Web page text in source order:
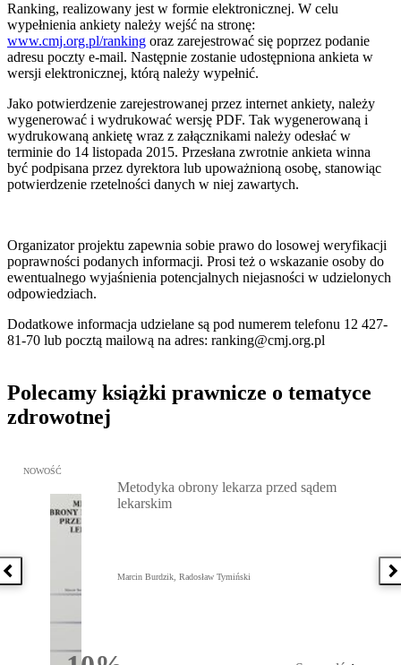
Ranking, realizowany jest w formie elektronicznej. W celu
wypełnienia ankiety należy wejść na stronę:
www.cmj.org.pl/ranking oraz zarejestrować się poprzez podanie
adresu poczty e-mail. Następnie zostanie udostępniona ankieta w
wersji elektronicznej, którą należy wypełnić.
Jako potwierdzenie zarejestrowanej przez internet ankiety, należy
wygenerować i wydrukować wersję PDF. Tak wygenerowaną i
wydrukowaną ankietę wraz z załącznikami należy odesłać w
terminie do 14 listopada 2015. Przesłana zwrotnie ankieta winna
być podpisana przez dyrektora lub upoważnioną osobę, stanowiąc
potwierdzenie rzetelności danych w niej zawartych.
Organizator projektu zapewnia sobie prawo do losowej weryfikacji
poprawności podanych informacji. Prosi też o wskazanie osoby do
ewentualnego wyjaśnienia potencjalnych niejasności w udzielonych
odpowiedziach.
Dodatkowe informacja udzielane są pod numerem telefonu 12 427-
81-70 lub pocztą mailową na adres: ranking@cmj.org.pl
Polecamy książki prawnicze o tematyce
zdrowotnej
Poprzednia książka
Przejdź do: Metodyka obrony lekarza przed sądem lekarskim,
NOWOŚĆ
Metodyka obrony lekarza przed sądem
lekarskim
Marcin Burdzik, Radosław Tymiński